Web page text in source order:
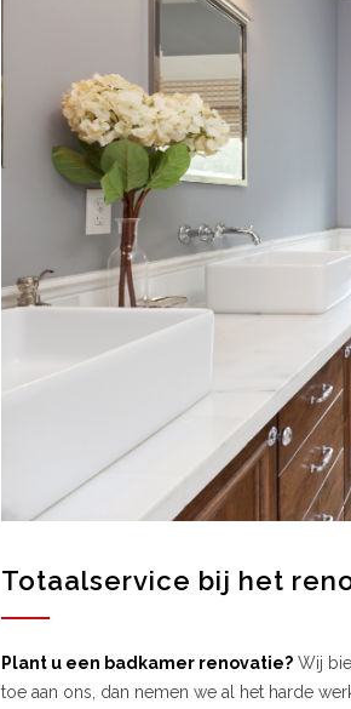
Totaalservice bij het
Plant u een badkamer renovatie? Wij
toe aan ons, dan nemen we al het harde